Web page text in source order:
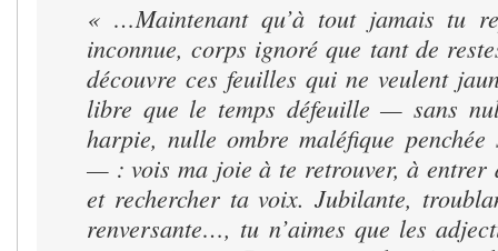
« …Maintenant qu’à tout jamais tu
inconnue, corps ignoré que tant de
découvre ces feuilles qui ne veulent
libre que le temps défeuille — sans
harpie, nulle ombre maléfique penchée
— : vois ma joie à te retrouver, à entrer
et rechercher ta voix. Jubilante,
renversante…, tu n’aimes que les